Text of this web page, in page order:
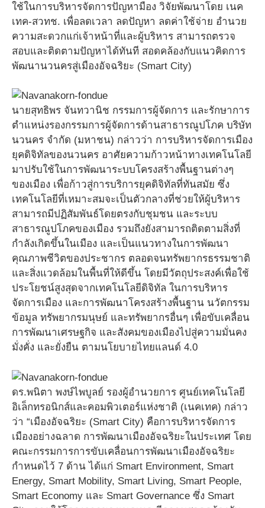
ใช้ในการบริหารจัดการปัญหามือง วิจัยพัฒนาโดย เนค
เทค-สวทช. เพื่อลดเวลา ลดปัญหา ลดค่าใช้จ่าย อำนวย
ความสะดวกแก่เจ้าหน้าที่และผู้บริหาร สามารถตรวจ
สอบและติดตามปัญหาได้ทันที สอดคล้องกับแนวคิดการ
พัฒนานวนครสู่เมืองอัจฉริยะ (Smart City)
นายสุทธิพร จันทวานิช กรรมการผู้จัดการ และรักษาการ
ตำแหน่งรองกรรมการผู้จัดการด้านสาธารณูปโภค บริษัท
นวนคร จำกัด (มหาชน) กล่าวว่า การบริหารจัดการเมือง
ยุคดิจิทัลของนวนคร อาศัยความก้าวหน้าทางเทคโนโลยี
มาปรับใช้ในการพัฒนาระบบโครงสร้างพื้นฐานต่างๆ
ของเมือง เพื่อก้าวสู่การบริการยุคดิจิทัลที่ทันสมัย ซึ่ง
เทคโนโลยีที่เหมาะสมจะเป็นตัวกลางที่ช่วยให้ผู้บริหาร
สามารถมีปฏิสัมพันธ์โดยตรงกับชุมชน และระบบ
สาธารณูปโภคของเมือง รวมถึงยังสามารถติดตามสิ่งที่
กำลังเกิดขึ้นในเมือง และเป็นแนวทางในการพัฒนา
คุณภาพชีวิตของประชากร ตลอดจนทรัพยากรธรรมชาติ
และสิ่งแวดล้อมในพื้นที่ให้ดีขึ้น โดยมีวัตถุประสงค์เพื่อใช้
ประโยชน์สูงสุดจากเทคโนโลยีดิจิทัล ในการบริหาร
จัดการเมือง และการพัฒนาโครงสร้างพื้นฐาน นวัตกรรม
ข้อมูล ทรัพยากรมนุษย์ และทรัพยากรอื่นๆ เพื่อขับเคลื่อน
การพัฒนาเศรษฐกิจ และสังคมของเมืองไปสู่ความมั่นคง
มั่งคั่ง และยั่งยืน ตามนโยบายไทยแลนด์ 4.0
ดร.พนิตา พงษ์ไพบูลย์ รองผู้อำนวยการ ศูนย์เทคโนโลยี
อิเล็กทรอนิกส์และคอมพิวเตอร์แห่งชาติ (เนคเทค) กล่าว
ว่า “เมืองอัจฉริยะ (Smart City) คือการบริหารจัดการ
เมืองอย่างฉลาด การพัฒนาเมืองอัจฉริยะในประเทศ โดย
คณะกรรมการการขับเคลื่อนการพัฒนาเมืองอัจฉริยะ
กำหนดไว้ 7 ด้าน ได้แก่ Smart Environment, Smart
Energy, Smart Mobility, Smart Living, Smart People,
Smart Economy และ Smart Governance ซึ่ง Smart